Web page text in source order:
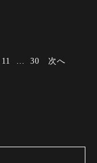
11 … 30 次へ